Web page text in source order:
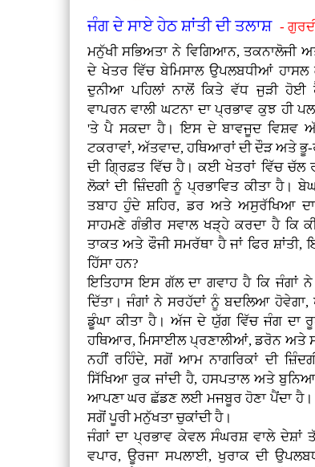
ਜੰਗ ਦੇ ਸਾਏ ਹੇਠ ਸ਼ਾਂਤੀ ਦੀ ਤਲਾਸ਼ -
ਮਨੁੱਖੀ ਸਭਿਅਤਾ ਨੇ ਵਿਗਿਆਨ, ਤਕਨਾਲੋਜੀ
ਦੇ ਖੇਤਰ ਵਿੱਚ ਬੇਮਿਸਾਲ ਉਪਲਬਧੀਆਂ
ਦੁਨੀਆ ਪਹਿਲਾਂ ਨਾਲੋਂ ਕਿਤੇ ਵੱਧ ਜੁੜੀ
ਵਾਪਰਨ ਵਾਲੀ ਘਟਨਾ ਦਾ ਪ੍ਰਭਾਵ ਕੁਝ ਹੀ
'ਤੇ ਪੈ ਸਕਦਾ ਹੈ। ਇਸ ਦੇ ਬਾਵਜੂਦ ਵਿਸ਼ਵ
ਟਕਰਾਵਾਂ, ਅੱਤਵਾਦ, ਹਥਿਆਰਾਂ ਦੀ ਦੌੜ ਅਤੇ ਭੂ-
ਦੀ ਗ੍ਰਿਫ਼ਤ ਵਿੱਚ ਹੈ। ਕਈ ਖੇਤਰਾਂ ਵਿੱਚ ਚੱਲ
ਲੋਕਾਂ ਦੀ ਜ਼ਿੰਦਗੀ ਨੂੰ ਪ੍ਰਭਾਵਿਤ ਕੀਤਾ ਹੈ।
ਤਬਾਹ ਹੁੰਦੇ ਸ਼ਹਿਰ, ਡਰ ਅਤੇ ਅਸੁਰੱਖਿਆ
ਸਾਹਮਣੇ ਗੰਭੀਰ ਸਵਾਲ ਖੜ੍ਹੇ ਕਰਦਾ ਹੈ ਕਿ
ਤਾਕਤ ਅਤੇ ਫੌਜੀ ਸਮਰੱਥਾ ਹੈ ਜਾਂ ਫਿਰ
ਹਿੱਸਾ ਹਨ?
ਇਤਿਹਾਸ ਇਸ ਗੱਲ ਦਾ ਗਵਾਹ ਹੈ ਕਿ ਜੰਗਾਂ
ਦਿੱਤਾ। ਜੰਗਾਂ ਨੇ ਸਰਹੱਦਾਂ ਨੂੰ ਬਦਲਿਆ
ਡੂੰਘਾ ਕੀਤਾ ਹੈ। ਅੱਜ ਦੇ ਯੁੱਗ ਵਿੱਚ ਜੰਗ ਦਾ
ਹਥਿਆਰ, ਮਿਸਾਈਲ ਪ੍ਰਣਾਲੀਆਂ, ਡਰੋਨ ਅਤੇ
ਨਹੀਂ ਰਹਿੰਦੇ, ਸਗੋਂ ਆਮ ਨਾਗਰਿਕਾਂ ਦੀ
ਸਿੱਖਿਆ ਰੁਕ ਜਾਂਦੀ ਹੈ, ਹਸਪਤਾਲ ਅਤੇ
ਆਪਣਾ ਘਰ ਛੱਡਣ ਲਈ ਮਜਬੂਰ ਹੋਣਾ ਪੈਂਦਾ ਹੈ।
ਸਗੋਂ ਪੂਰੀ ਮਨੁੱਖਤਾ ਚੁਕਾਂਦੀ ਹੈ।
ਜੰਗਾਂ ਦਾ ਪ੍ਰਭਾਵ ਕੇਵਲ ਸੰਘਰਸ਼ ਵਾਲੇ ਦੇਸ਼ਾਂ
ਵਪਾਰ, ਊਰਜਾ ਸਪਲਾਈ, ਖੁਰਾਕ ਦੀ